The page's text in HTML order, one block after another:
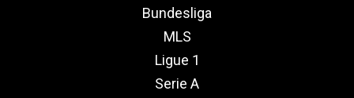
Bundesliga
MLS
Ligue 1
Serie A